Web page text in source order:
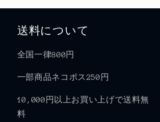
送料について
全国一律800円
一部商品ネコポス250円
10,000円以上お買い上げで送料無
料